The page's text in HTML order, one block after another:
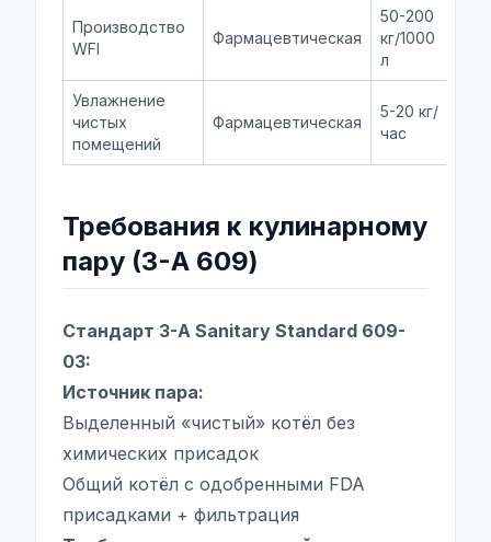
Производство
WFI
Фармацевтическая
50-200
кг/1000
л
Увлажнение
чистых
помещений
Фармацевтическая
5-20 кг/
час
Требования к кулинарному
пару (3-A 609)
Стандарт 3-A Sanitary Standard 609-
03:
Источник пара:
Выделенный «чистый» котёл без
химических присадок
Общий котёл с одобренными FDA
присадками + фильтрация